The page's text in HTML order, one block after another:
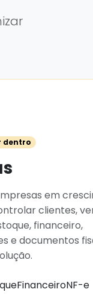
dentro
em
clientes,
financeiro,
e documentos
FinanceiroNF-e